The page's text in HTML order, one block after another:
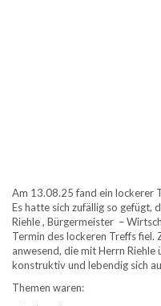
Am 13.08.25 fand ein lockerer
Es hatte sich zufällig so gefügt,
Riehle , Bürgermeister –
Termin des lockeren Treffs fiel.
anwesend, die mit Herrn
konstruktiv und lebendig sich
Themen waren: